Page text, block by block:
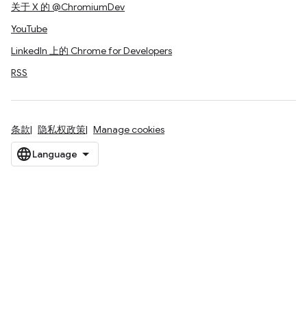
关于 X 的 @ChromiumDev
YouTube
LinkedIn 上的 Chrome for Developers
RSS
条款 隐私权政策 Manage cookies